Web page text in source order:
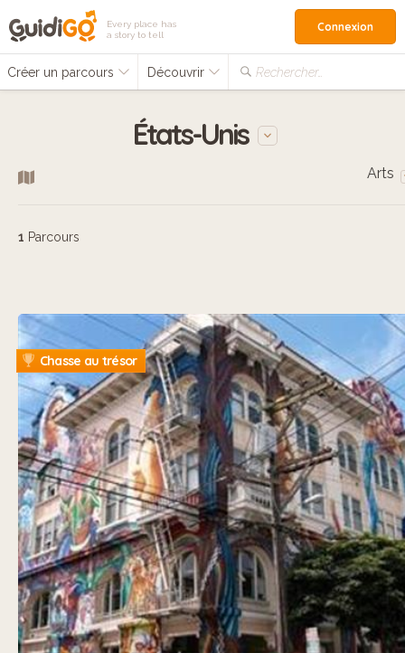
Every place has
a story to tell
Créer un parcours Découvrir Rechercher…
Connexion
États-Unis
Arts
1 Parcours
Chasse au trésor